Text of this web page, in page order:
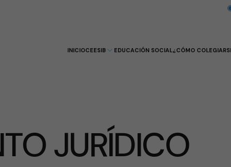
INICIOCEESIB EDUCACIÓN SOCIAL ¿CÓMO
JURÍDICO